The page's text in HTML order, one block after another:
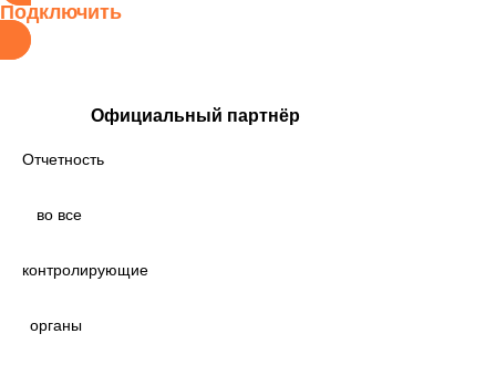
Подключить
Официальный партнёр
Отчетность
во все
контролирующие
органы